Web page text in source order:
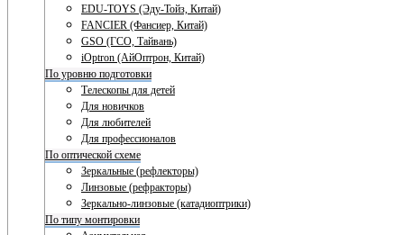
EDU-TOYS (Эду-Тойз, Китай)
FANCIER (Фансиер, Китай)
GSO (ГСО, Тайвань)
iOptron (АйОптрон, Китай)
По уровню подготовки
Телескопы для детей
Для новичков
Для любителей
Для профессионалов
По оптической схеме
Зеркальные (рефлекторы)
Линзовые (рефракторы)
Зеркально-линзовые (катадиоптрики)
По типу монтировки